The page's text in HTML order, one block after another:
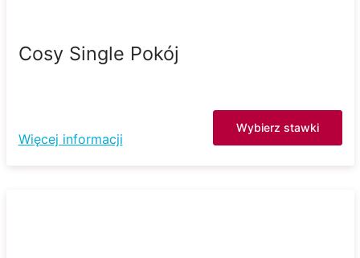
Cosy Single Pokój
Więcej informacji
Wybierz stawki